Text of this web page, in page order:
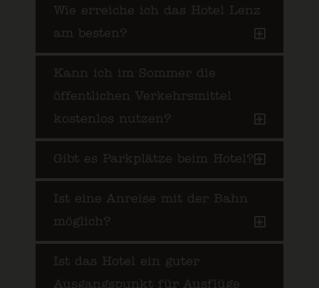
Wie erreiche ich das Hotel Lenz
am besten?
Kann ich im Sommer die
öffentlichen Verkehrsmittel
kostenlos nutzen?
Gibt es Parkplätze beim Hotel?
Ist eine Anreise mit der Bahn
möglich?
Ist das Hotel ein guter
Ausgangspunkt für Ausflüge